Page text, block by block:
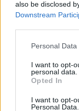
also be disclosed
Downstream
Personal
I want to opt-
personal data.
Opted In
I want to opt-
Personal Data.
(tredici reti di
La prima big in
attaccanti il
Lautaro
anche la